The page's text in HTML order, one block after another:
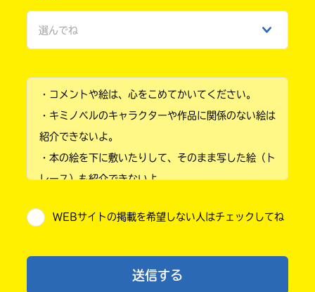
ひみつ
選んでね
小学2年
小学4年
小学6年
中学1年
・コメントや絵は、心をこめてかいてください。
・キミノベルのキャラクターや作品に関係のない絵は
紹介できないよ。
・本の絵を下に敷いたりして、そのまま写した絵（ト
レース）も紹介できないよ。
・送ってからすぐには紹介されないので、待ってて
ならないよう気をつけてね。
WEBサイトの掲載を希望しない人はチェックしてね
送信する